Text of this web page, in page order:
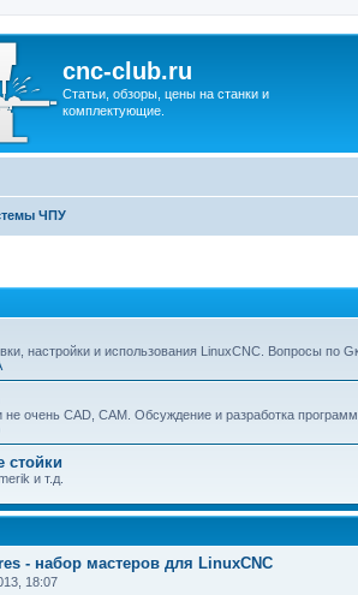
cnc-club.ru
Статьи, обзоры, цены на станки и
комплектующие.
ЧПУ
настройки и использования LinuxCNC. Вопросы по
очень CAD, CAM. Обсуждение и разработка
и т.д.
- набор мастеров для LinuxCNC
18:07